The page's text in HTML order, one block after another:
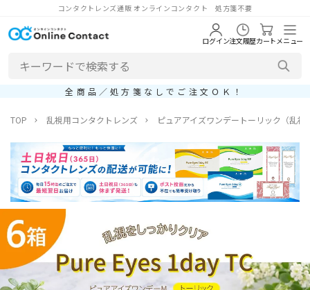
コンタクトレンズ通販 オンラインコンタクト 処方箋不要
ログイン注文履歴カートメニュー
全商品／処方箋なしでご注文ＯＫ！
TOP 乱視用コンタクトレンズ ピュアアイズワンデートーリック（乱視